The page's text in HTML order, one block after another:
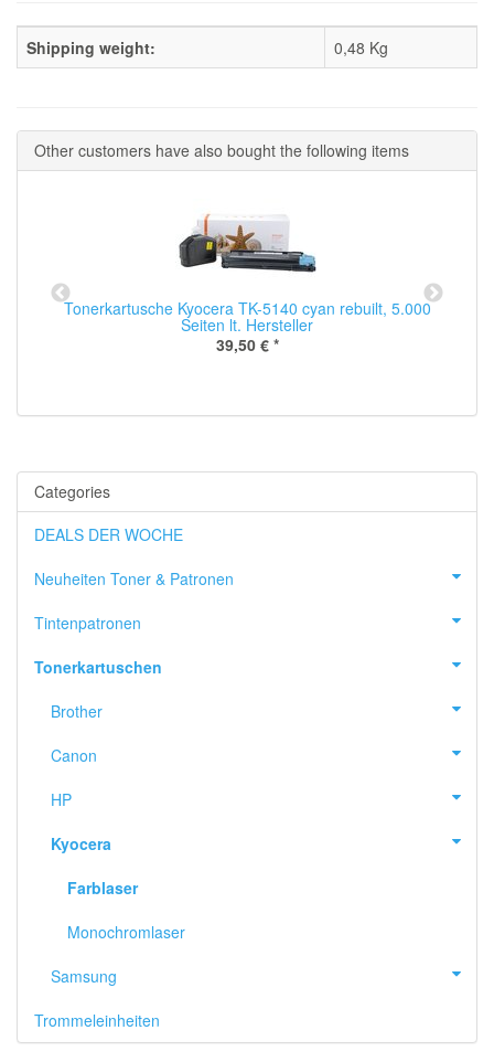
Shipping weight: 0,48 Kg
Other customers have also bought the following items
Tonerkartusche Kyocera TK-5140 cyan rebuilt, 5.000
Seiten lt. Hersteller
39,50 € *
Categories
DEALS DER WOCHE
Neuheiten Toner & Patronen
Tintenpatronen
Tonerkartuschen
Brother
Canon
HP
Kyocera
Farblaser
Monochromlaser
Samsung
Trommeleinheiten